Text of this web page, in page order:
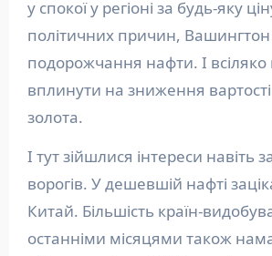
у спокої у регіоні за будь-яку
політичних причин,
подорожчання нафти. І всіляко
вплинути на зниження
золота.
І тут зійшлися інтереси навіть
ворогів. У дешевшій нафті
Китай. Більшість країн-
останніми місяцями також